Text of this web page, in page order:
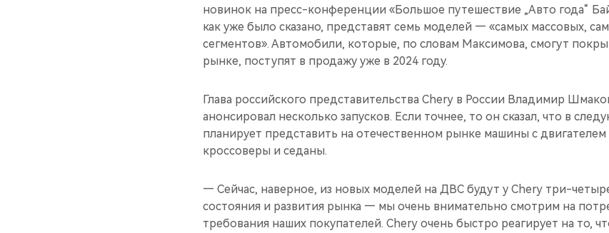
новинок на пресс-конференции «Большое путешествие „Авто года“
как уже было сказано, представят семь моделей — «самых массовых,
сегментов». Автомобили, которые, по словам Максимова, смогут
рынке, поступят в продажу уже в 2024 году.
Глава российского представительства Chery в России Владимир
анонсировал несколько запусков. Если точнее, то он сказал, что в
планирует представить на отечественном рынке машины с
кроссоверы и седаны.
— Сейчас, наверное, из новых моделей на ДВС будут у Chery три-
состояния и развития рынка — мы очень внимательно смотрим на
требования наших покупателей. Chery очень быстро реагирует на то,